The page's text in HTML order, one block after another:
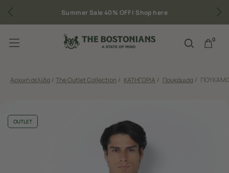
40% OFF | Shop here Δωρεάν μεταφορικά για
0
Αρχική σελίδα / The Outlet Collection / ΚΑΤΗΓΟΡΙΑ / Πουκάμισα /
OUTLET